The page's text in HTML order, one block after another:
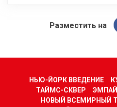
Разместить на
НЬЮ-ЙОРК ВВЕДЕНИЕ
ТАЙМС-СКВЕР
НОВЫЙ ВСЕМИРНЫЙ